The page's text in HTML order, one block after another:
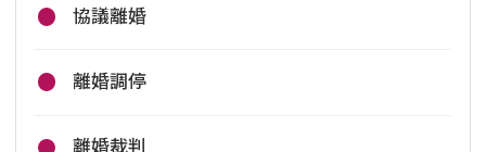
協議離婚
離婚調停
離婚裁判